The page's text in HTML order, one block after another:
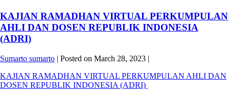
KAJIAN RAMADHAN VIRTUAL PERKUMPULAN
AHLI DAN DOSEN REPUBLIK INDONESIA
(ADRI)
Sumarto sumarto | Posted on March 28, 2023 |
KAJIAN RAMADHAN VIRTUAL PERKUMPULAN AHLI DAN
DOSEN REPUBLIK INDONESIA (ADRI)